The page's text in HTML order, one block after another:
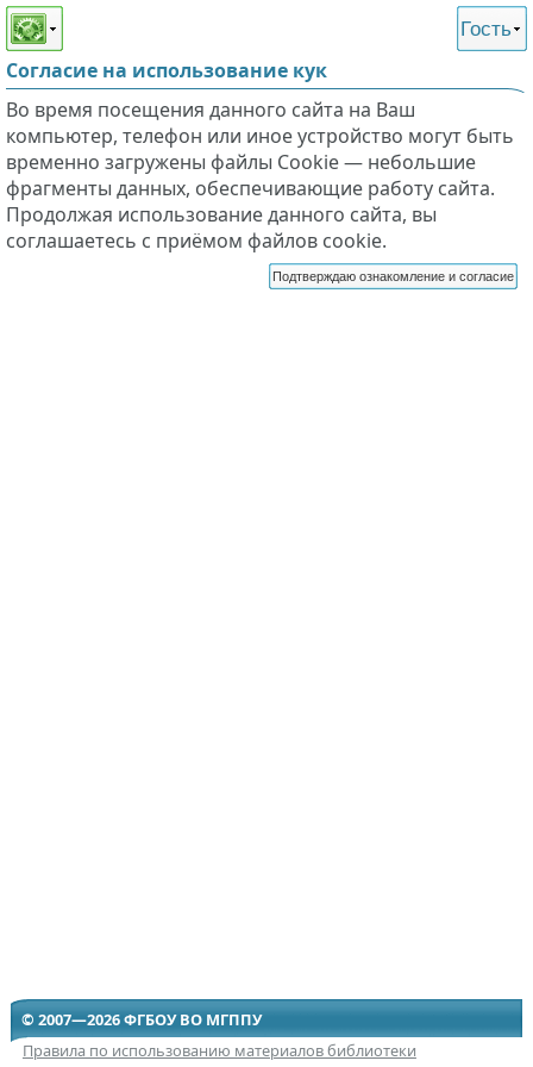
Этот сайт поддерживает
слабовидящих
Гость
Согласие на использование кук
Во время посещения данного сайта на Ваш
компьютер, телефон или иное устройство могут быть
временно загружены файлы Cookie — небольшие
фрагменты данных, обеспечивающие работу сайта.
Продолжая использование данного сайта, вы
соглашаетесь с приёмом файлов cookie.
Подтверждаю ознакомление и согласие
© 2007—2026 ФГБОУ ВО МГППУ
Правила по использованию материалов библиотеки